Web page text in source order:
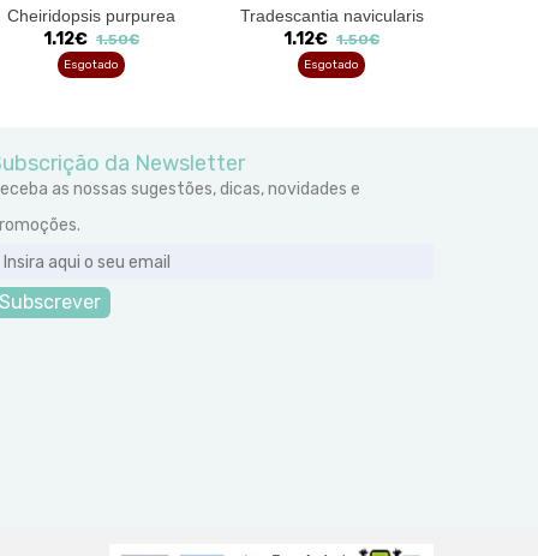
Cheiridopsis purpurea
1.12€ 1.50€
Esgotado
Tradescantia navicularis
1.12€ 1.50€
Esgotado
da Newsletter
as nossas sugestões, dicas, novidades e
Subscrever